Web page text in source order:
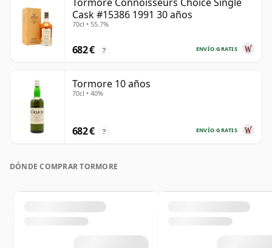
Cask #15386 1991 30 años
70cl • 55.7%
ENVÍO GRATIS
682 € ?
Tormore 10 años
70cl • 40%
ENVÍO GRATIS
682 € ?
DÓNDE COMPRAR TORMORE